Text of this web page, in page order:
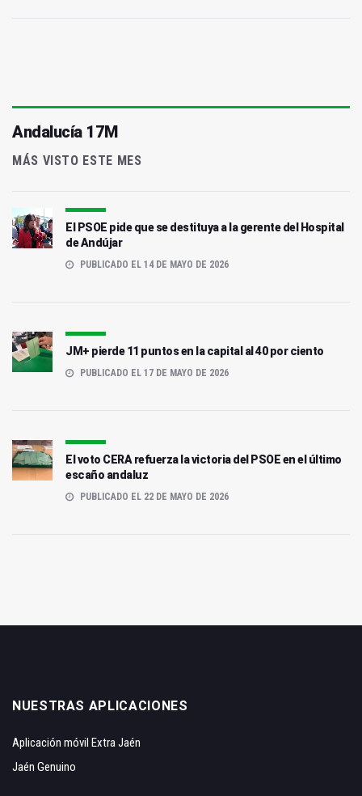
Andalucía 17M
MÁS VISTO ESTE MES
El PSOE pide que se destituya a la gerente del Hospital
de Andújar
PUBLICADO EL 14 DE MAYO DE 2026
JM+ pierde 11 puntos en la capital al 40 por ciento
PUBLICADO EL 17 DE MAYO DE 2026
El voto CERA refuerza la victoria del PSOE en el último
escaño andaluz
PUBLICADO EL 22 DE MAYO DE 2026
NUESTRAS APLICACIONES
Aplicación móvil Extra Jaén
Jaén Genuino